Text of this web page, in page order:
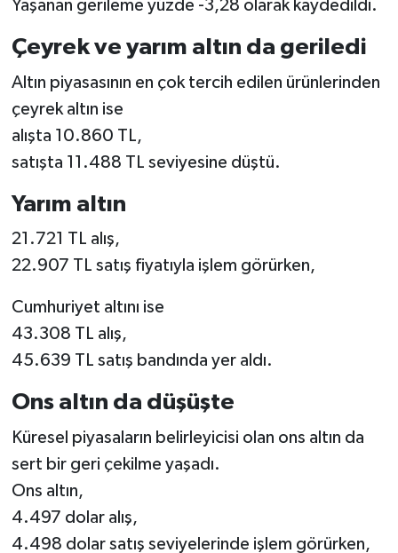
Yaşanan gerileme yüzde -3,28 olarak kaydedildi.
Çeyrek ve yarım altın da geriledi
Altın piyasasının en çok tercih edilen ürünlerinden
çeyrek altın ise
alışta 10.860 TL,
satışta 11.488 TL seviyesine düştü.
Yarım altın
21.721 TL alış,
22.907 TL satış fiyatıyla işlem görürken,
Cumhuriyet altını ise
43.308 TL alış,
45.639 TL satış bandında yer aldı.
Ons altın da düşüşte
Küresel piyasaların belirleyicisi olan ons altın da
sert bir geri çekilme yaşadı.
Ons altın,
4.497 dolar alış,
4.498 dolar satış seviyelerinde işlem görürken,